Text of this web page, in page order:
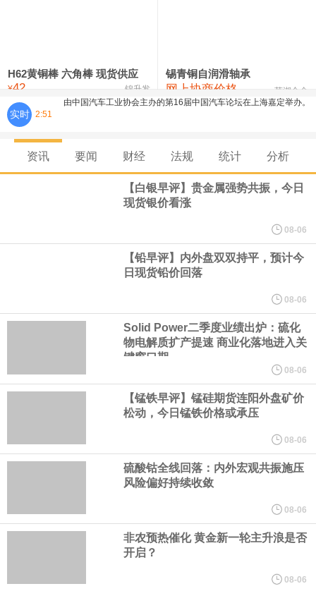
氯化镍 38,300—40,300 39,300 0
H62黄铜棒 六角棒 现货供应
¥42 锦升发
锡青铜自润滑轴承
网上协商价格 芜湖合金
实时 2:51
由中国汽车工业协会主办的第16届中国汽车论坛在上海嘉定举办。
发展联席会"，并举行成立启动仪式。启动仪式上，中国汽车工业协
会表示，联席会将坚持"以安全为底线，以创新为动力，以协同促发
展"，与行业各方携手，共同推动我国自动驾驶产业安全、有序、规
模化发展，为建设汽车强国、培育新质生产力贡献产业力量。联席
会诚挚邀请整车企业、自动驾驶解决方案商、芯片与传感器企业、
软件与通信企业、测试认证机构、高校及科研院所等产业链相关单
位加入，共商发展大计，共建协同机制，共享产业成果。
8月5日，长鑫科技大宗交易成交124万股，成交额6733.2万元，占
当日总成交额的0.21%，成交价54.3元，较市场收盘价54.3元持
欧洲央行表示，各银行在该行的隔夜存款规模达 2 万亿欧元。
俄财政部自 8 月 7 日起将加大黄金及外汇购入规模。
资讯 要闻 财经 法规 统计 分析
【白银早评】贵金属强势共振，今日
现货银价看涨
08-06
【铅早评】内外盘双双持平，预计今
日现货铅价回落
08-06
Solid Power二季度业绩出炉：硫化
物电解质扩产提速 商业化落地进入关
键窗口期
08-06
【锰铁早评】锰硅期货连阳外盘矿价
松动，今日锰铁价格或承压
08-06
硫酸钴全线回落：内外宏观共振施压
风险偏好持续收敛
08-06
非农预热催化 黄金新一轮主升浪是否
开启？
08-06